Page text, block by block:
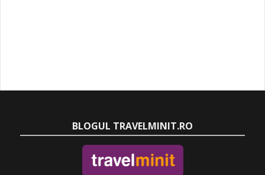
BLOGUL TRAVELMINIT.RO